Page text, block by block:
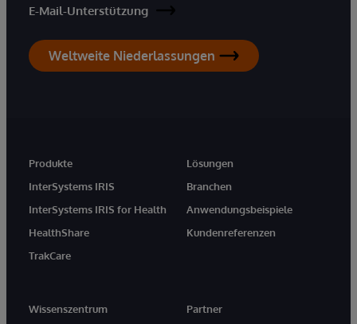
E-Mail-Unterstützung
Weltweite Niederlassungen
Produkte
InterSystems IRIS
InterSystems IRIS for Health
HealthShare
TrakCare
Lösungen
Branchen
Anwendungsbeispiele
Kundenreferenzen
Wissenszentrum
Partner